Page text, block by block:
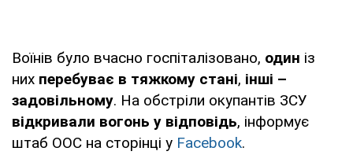
Воїнів було вчасно госпіталізовано, один із
них перебуває в тяжкому стані, інші –
задовільному. На обстріли окупантів ЗСУ
відкривали вогонь у відповідь, інформує
штаб ООС на сторінці у Facebook.